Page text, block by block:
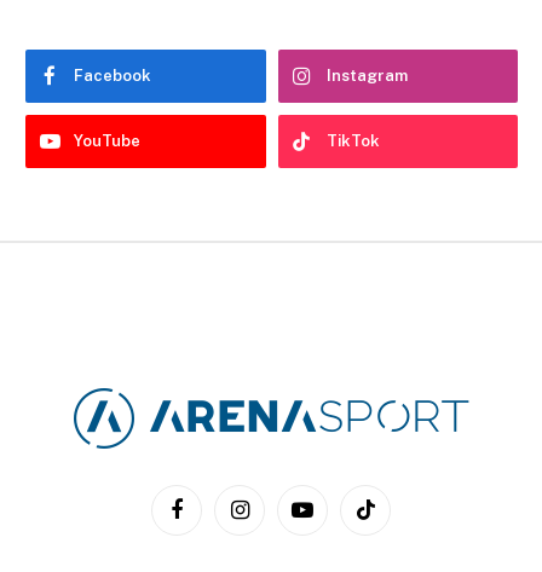
Facebook Instagram
YouTube TikTok
FacebookInstagramYouTubeTikTok